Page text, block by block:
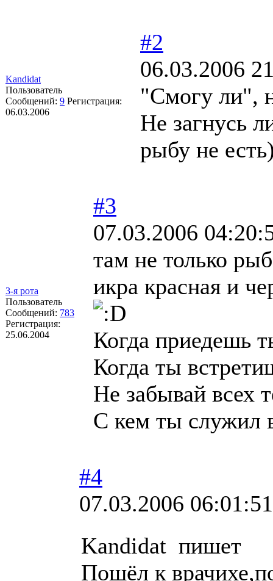
Kandidat
Пользователь
Сообщений: 9 Регистрация:
06.03.2006
#2
06.03.2006
"Смогу ли",
Не загнусь
рыбу не
3-я рота
Пользователь
Сообщений: 783
Регистрация:
25.06.2004
#3
07.03.2006
там не только
икра красная и
Когда приедешь
Когда ты
Не забывай всех
С кем ты служил
#4
07.03.2006 06:01:51
Kandidat пишет
Пошёл к